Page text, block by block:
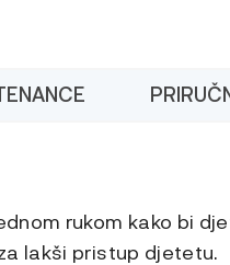
rukom kako bi
lakši pristup djetetu.